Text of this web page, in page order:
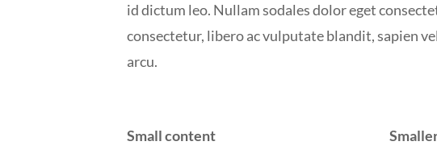
id dictum leo. Nullam sodales dolor eget
consectetur, libero ac vulputate blandit, sapien
arcu.
Small content